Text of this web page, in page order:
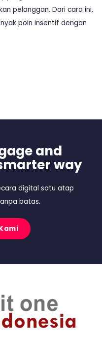
pelanggan. Dari cara ini,
poin insentif dengan
and
way
digital satu atap
batas.